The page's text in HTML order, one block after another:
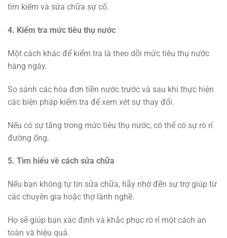
tìm kiếm và sửa chữa sự cố.
4. Kiểm tra mức tiêu thụ nước
Một cách khác để kiểm tra là theo dõi mức tiêu thụ nước
hàng ngày.
So sánh các hóa đơn tiền nước trước và sau khi thực hiện
các biện pháp kiểm tra để xem xét sự thay đổi.
Nếu có sự tăng trong mức tiêu thụ nước, có thể có sự rò rỉ
đường ống.
5. Tìm hiểu về cách sửa chữa
Nếu bạn không tự tin sửa chữa, hãy nhờ đến sự trợ giúp từ
các chuyên gia hoặc thợ lành nghề.
Họ sẽ giúp bạn xác định và khắc phục rò rỉ một cách an
toàn và hiệu quả.